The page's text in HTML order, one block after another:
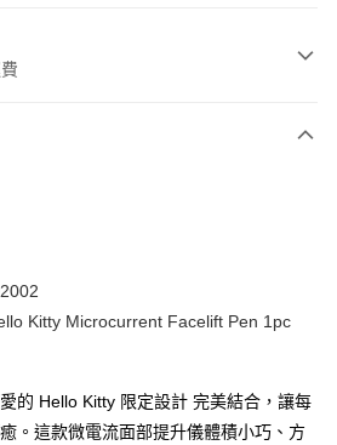
Kitty Microcurrent Facelift Pen 1pc
的 Hello Kitty 限定設計 完美結合，讓每
。這款微電流面部提升儀體積小巧、方